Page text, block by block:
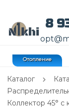
8
Отопление
Каталог
Коллектор 45° с